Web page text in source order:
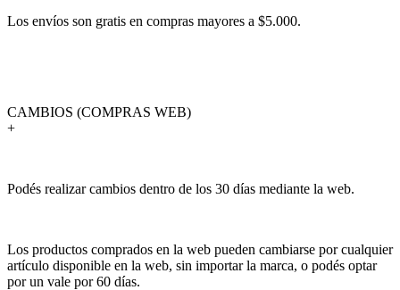
Los envíos son gratis en compras mayores a $5.000.
CAMBIOS (COMPRAS WEB)
+
Podés realizar cambios dentro de los 30 días mediante la web.
Los productos comprados en la web pueden cambiarse por cualquier
artículo disponible en la web, sin importar la marca, o podés optar
por un vale por 60 días.